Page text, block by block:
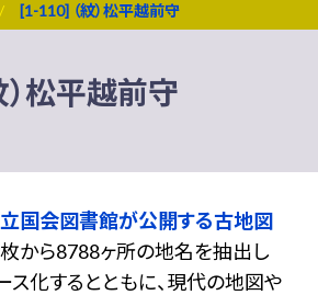
[1-110] （紋）松平越前守
）松平越前守
国会図書館が公開する古地図
から8788ヶ所の地名を抽出し
化するとともに、現代の地図や